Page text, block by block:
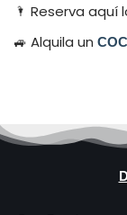
🌂 Reserva aquí
🚙 Alquila un